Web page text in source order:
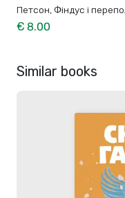
Петсон, Фіндус і
€ 8.00
Similar books